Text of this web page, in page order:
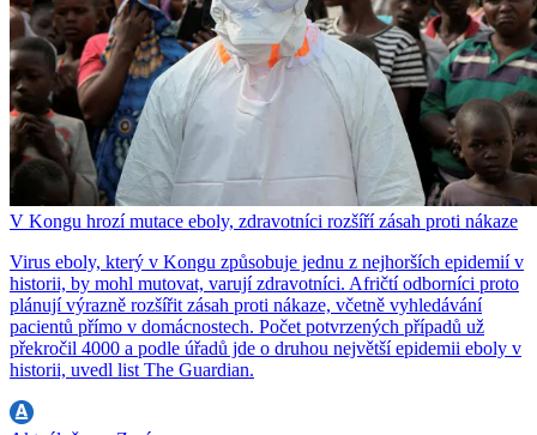
V Kongu hrozí mutace eboly, zdravotníci rozšíří zásah proti nákaze
Virus eboly, který v Kongu způsobuje jednu z nejhorších epidemií v
historii, by mohl mutovat, varují zdravotníci. Afričtí odborníci proto
plánují výrazně rozšířit zásah proti nákaze, včetně vyhledávání
pacientů přímo v domácnostech. Počet potvrzených případů už
překročil 4000 a podle úřadů jde o druhou největší epidemii eboly v
historii, uvedl list The Guardian.